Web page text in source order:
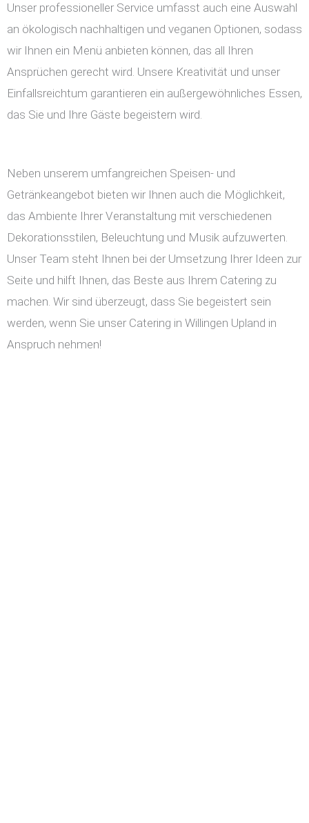
Unser professioneller Service umfasst auch eine Auswahl
an ökologisch nachhaltigen und veganen Optionen, sodass
wir Ihnen ein Menü anbieten können, das all Ihren
Ansprüchen gerecht wird. Unsere Kreativität und unser
Einfallsreichtum garantieren ein außergewöhnliches Essen,
das Sie und Ihre Gäste begeistern wird.
Neben unserem umfangreichen Speisen- und
Getränkeangebot bieten wir Ihnen auch die Möglichkeit,
das Ambiente Ihrer Veranstaltung mit verschiedenen
Dekorationsstilen, Beleuchtung und Musik aufzuwerten.
Unser Team steht Ihnen bei der Umsetzung Ihrer Ideen zur
Seite und hilft Ihnen, das Beste aus Ihrem Catering zu
machen. Wir sind überzeugt, dass Sie begeistert sein
werden, wenn Sie unser Catering in Willingen Upland in
Anspruch nehmen!